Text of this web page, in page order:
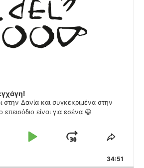
στην Δανία και συγκεκριμένα στην
είναι για εσένα 😀
PLAY
JUMP
FORWARD
SHARE
34:51